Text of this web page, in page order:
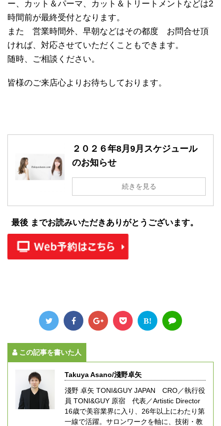
ー、カット＆パーマ、カット＆トリートメントなどは2
時間前が最終受付となります。
また 営業時間外、早朝などはその都度 お問合せ頂
ければ、対応させていただくこともできます。
随時、ご相談ください。
皆様のご来店心よりお待ちしております。
２０２６年8月9月スケジュール
のお知らせ
続きを見る
最後 までお読みいただきありがとうございます。
B!
この記事を書いた人
Takuya Asano/淺野卓矢
淺野 卓矢 TONI&GUY JAPAN CRO／執行役
員 TONI&GUY 原宿 代表／Artistic Director
16歳で美容業界に入り、26年以上にわたり第
一線で活躍。サロンワークを軸に、技術・教